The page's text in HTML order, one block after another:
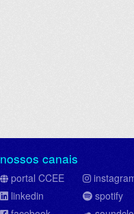
nossos canais
portal CCEE
linkedin
spotify